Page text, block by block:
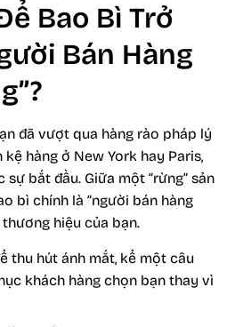
Bao Bì Trở
Bán Hàng
đã vượt qua hàng rào pháp lý
hàng ở New York hay Paris,
bắt đầu. Giữa một “rừng” sản
bì chính là “người bán hàng
thương hiệu của bạn.
thu hút ánh mắt, kể một câu
khách hàng chọn bạn thay vì